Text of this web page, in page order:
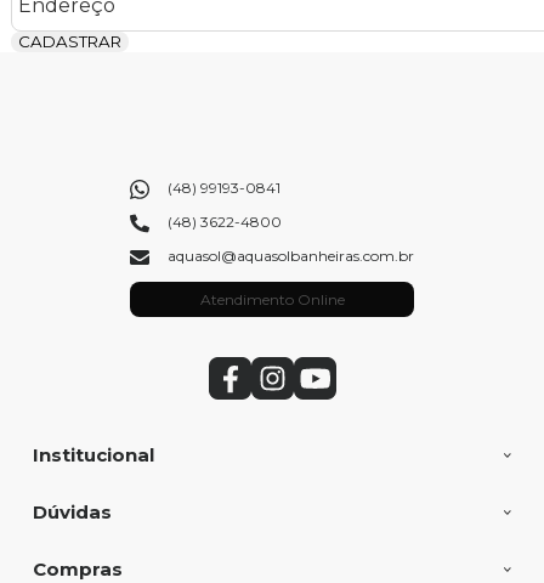
CADASTRAR
Institucional
Dúvidas
Compras
(48) 99193-0841
(48) 3622-4800
aquasol@aquasolbanheiras.com.br
Atendimento Online